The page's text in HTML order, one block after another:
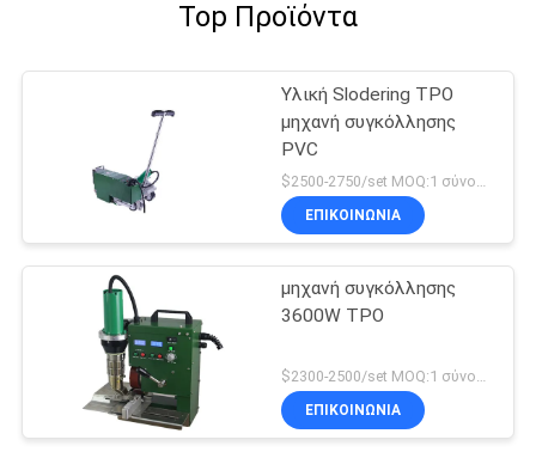
Top Προϊόντα
Υλική Slodering TPO
μηχανή συγκόλλησης
PVC
$2500-2750/set MOQ:1 σύνολο
ΕΠΙΚΟΙΝΩΝΙΑ
μηχανή συγκόλλησης
3600W TPO
$2300-2500/set MOQ:1 σύνολο
ΕΠΙΚΟΙΝΩΝΙΑ